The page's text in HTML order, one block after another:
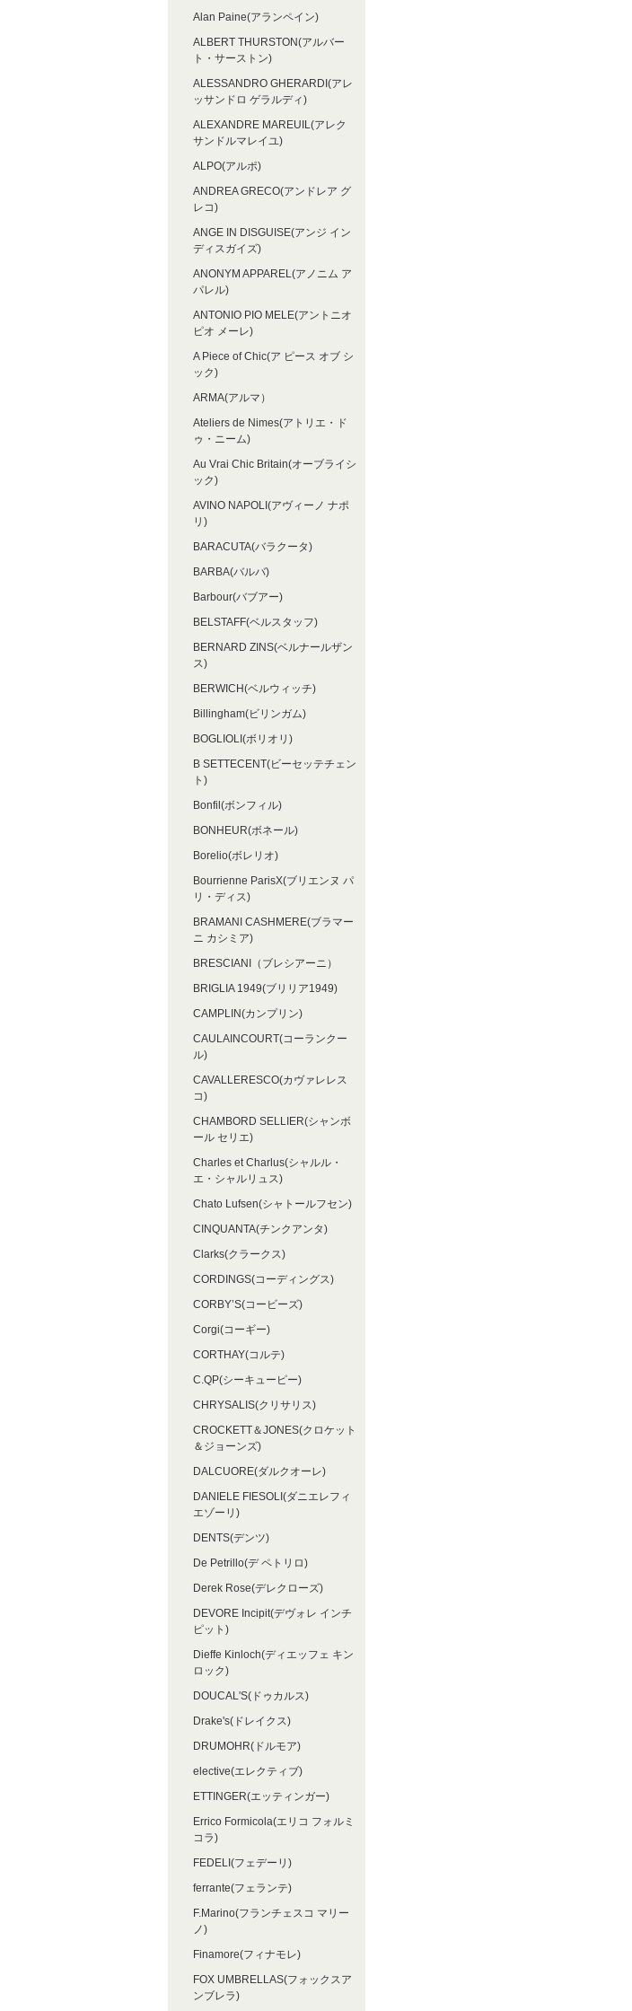
Alan Paine(アランペイン)
ALBERT THURSTON(アルバー
ト・サーストン)
ALESSANDRO GHERARDI(アレ
ッサンドロ ゲラルディ)
ALEXANDRE MAREUIL(アレク
サンドルマレイユ)
ALPO(アルポ)
ANDREA GRECO(アンドレア グ
レコ)
ANGE IN DISGUISE(アンジ イン
ディスガイズ)
ANONYM APPAREL(アノニム ア
パレル)
ANTONIO PIO MELE(アントニオ
ピオ メーレ)
A Piece of Chic(ア ピース オブ シ
ック)
ARMA(アルマ）
Ateliers de Nimes(アトリエ・ド
ゥ・ニーム)
Au Vrai Chic Britain(オーブライシ
ック)
AVINO NAPOLI(アヴィーノ ナポ
リ)
BARACUTA(バラクータ)
BARBA(バルバ)
Barbour(バブアー)
BELSTAFF(ベルスタッフ)
BERNARD ZINS(ベルナールザン
ス)
BERWICH(ベルウィッチ)
Billingham(ビリンガム)
BOGLIOLI(ボリオリ)
B SETTECENT(ビーセッテチェン
ト)
Bonfil(ボンフィル)
BONHEUR(ボネール)
Borelio(ボレリオ)
Bourrienne ParisX(ブリエンヌ パ
リ・ディス)
BRAMANI CASHMERE(ブラマー
ニ カシミア)
BRESCIANI（ブレシアーニ）
BRIGLIA 1949(ブリリア1949)
CAMPLIN(カンプリン)
CAULAINCOURT(コーランクー
ル)
CAVALLERESCO(カヴァレレス
コ)
CHAMBORD SELLIER(シャンボ
ール セリエ)
Charles et Charlus(シャルル・
エ・シャルリュス)
Chato Lufsen(シャトールフセン)
CINQUANTA(チンクアンタ)
Clarks(クラークス)
CORDINGS(コーディングス)
CORBY’S(コービーズ)
Corgi(コーギー)
CORTHAY(コルテ)
C.QP(シーキューピー)
CHRYSALIS(クリサリス)
CROCKETT＆JONES(クロケット
＆ジョーンズ)
DALCUORE(ダルクオーレ)
DANIELE FIESOLI(ダニエレフィ
エゾーリ)
DENTS(デンツ)
De Petrillo(デ ペトリロ)
Derek Rose(デレクローズ)
DEVORE Incipit(デヴォレ インチ
ピット)
Dieffe Kinloch(ディエッフェ キン
ロック)
DOUCAL'S(ドゥカルス)
Drake's(ドレイクス)
DRUMOHR(ドルモア)
elective(エレクティブ)
ETTINGER(エッティンガー)
Errico Formicola(エリコ フォルミ
コラ)
FEDELI(フェデーリ)
ferrante(フェランテ)
F.Marino(フランチェスコ マリー
ノ)
Finamore(フィナモレ)
FOX UMBRELLAS(フォックスア
ンブレラ)